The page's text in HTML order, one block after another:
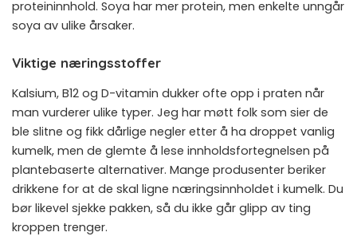
proteininnhold. Soya har mer protein, men enkelte unngår
soya av ulike årsaker.
Viktige næringsstoffer
Kalsium, B12 og D-vitamin dukker ofte opp i praten når
man vurderer ulike typer. Jeg har møtt folk som sier de
ble slitne og fikk dårlige negler etter å ha droppet vanlig
kumelk, men de glemte å lese innholdsfortegnelsen på
plantebaserte alternativer. Mange produsenter beriker
drikkene for at de skal ligne næringsinnholdet i kumelk. Du
bør likevel sjekke pakken, så du ikke går glipp av ting
kroppen trenger.